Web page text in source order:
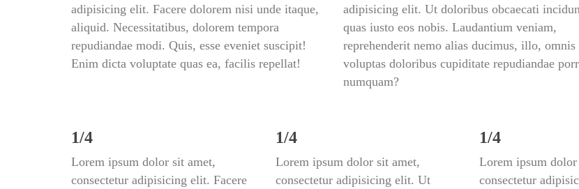
adipisicing elit. Facere dolorem nisi unde itaque,
aliquid. Necessitatibus, dolorem tempora
repudiandae modi. Quis, esse eveniet suscipit!
Enim dicta voluptate quas ea, facilis repellat!
adipisicing elit. Ut doloribus obcaecati
quas iusto eos nobis. Laudantium veniam,
reprehenderit nemo alias ducimus, illo, omnis
voluptas doloribus cupiditate repudiandae
numquam?
1/4
Lorem ipsum dolor sit amet,
consectetur adipisicing elit. Facere
1/4
Lorem ipsum dolor sit amet,
consectetur adipisicing elit. Ut
1/4
Lorem ipsum dolor
consectetur